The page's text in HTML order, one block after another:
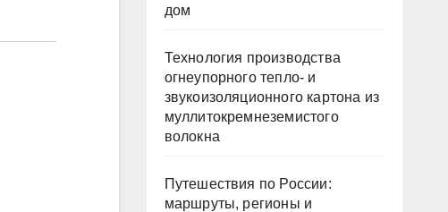
дом
Технология производства
огнеупорного тепло- и
звукоизоляционного картона из
муллитокремнеземистого
волокна
Путешествия по России:
маршруты, регионы и